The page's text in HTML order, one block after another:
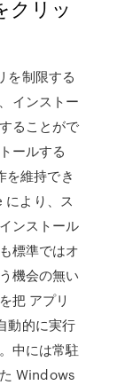
クリッ
を制限する
インストー
ることがで
ールする
を維持でき
より、ス
ンストール
標準ではオ
機会の無い
把 アプリ
動的に実行
中には常駐
Windows